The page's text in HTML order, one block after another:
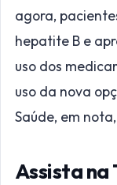
agora,
hepatite B e
uso dos
uso da nova
Saúde, em
Assista na